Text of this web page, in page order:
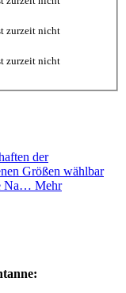
zurzeit nicht
zurzeit nicht
der
Größen wählbar
Na… Mehr